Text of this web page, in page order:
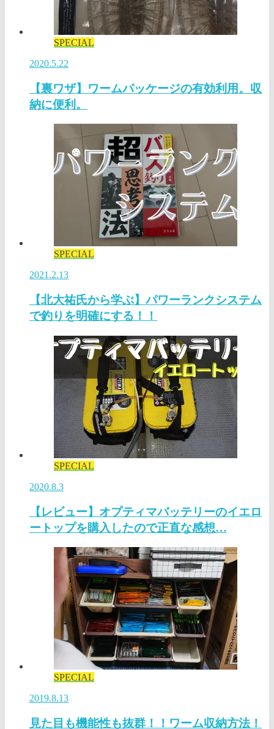
SPECIAL
2020.5.22
【裏ワザ】ワームパッケージの有効利用。収
納に便利。
SPECIAL
2021.2.13
【北大祐氏から学ぶ】パワーランクシステム
で釣りを明確にする！！
SPECIAL
2020.8.3
【レビュー】オプティマバッテリーのイエロ
ートップを購入したので正直な感想…
SPECIAL
2019.8.13
見た目も機能性も抜群！！ワーム収納方法！